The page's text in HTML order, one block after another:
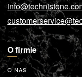
O firmie
O NAS